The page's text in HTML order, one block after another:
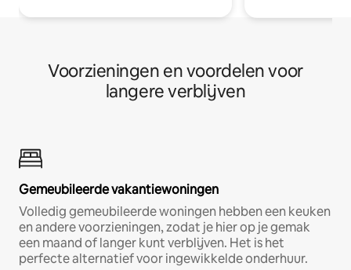
Voorzieningen en voordelen voor
langere verblijven
Gemeubileerde vakantiewoningen
Volledig gemeubileerde woningen hebben een keuken
en andere voorzieningen, zodat je hier op je gemak
een maand of langer kunt verblijven. Het is het
perfecte alternatief voor ingewikkelde onderhuur.